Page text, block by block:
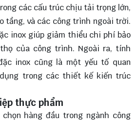
các cấu trúc chịu tải trọng lớn,
tầng, và các công trình ngoài trời.
inox giúp giảm thiểu chi phí bảo
của công trình. Ngoài ra, tính
inox cũng là một yếu tố quan
trong các thiết kế kiến trúc
thực phẩm
hàng đầu trong ngành công